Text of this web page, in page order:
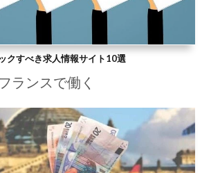
クすべき求人情報サイト10選
フランスで働く